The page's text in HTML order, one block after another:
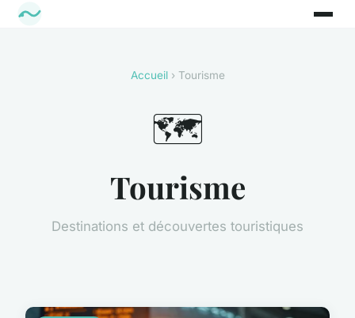
Accueil› Tourisme
🗺️
Tourisme
Destinations et découvertes touristiques